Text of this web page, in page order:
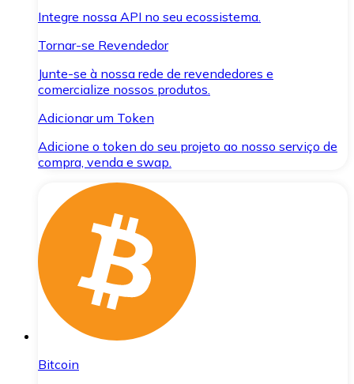
Integre nossa API no seu ecossistema.
Tornar-se Revendedor
Junte-se à nossa rede de revendedores e
comercialize nossos produtos.
Adicionar um Token
Adicione o token do seu projeto ao nosso serviço de
compra, venda e swap.
Bitcoin